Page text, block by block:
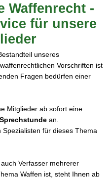
Waffenrecht -
für unsere
unseres
Vorschriften ist
Fragen bedürfen einer
Mitglieder ab sofort eine
an.
für dieses Thema
Verfasser mehrerer
Waffen ist, steht Ihnen ab